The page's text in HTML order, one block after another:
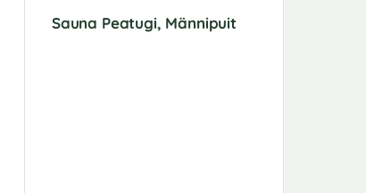
Sauna Peatugi, Männipuit